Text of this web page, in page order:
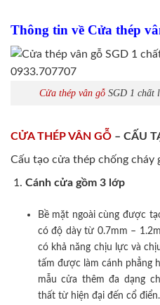
Thông tin về Cửa thép
Cửa thép vân gỗ SGD 1 chất
CỬA THÉP VÂN GỖ – CẤU
Cấu tạo cửa thép chống cháy
Cánh cửa gồm 3 lớp
Bề mặt ngoài cùng được
có độ dày từ 0.7mm –
có khả năng chịu lực và
tấm được làm cánh phẳng
mẫu cửa thêm đa dạng
thất từ hiện đại đến cổ điển.